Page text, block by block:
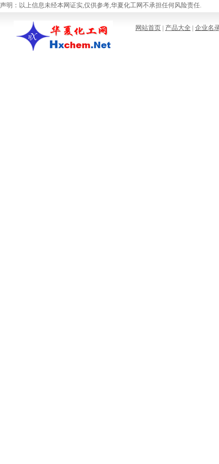
声明：以上信息未经本网证实,仅供参考,华夏化工网不承担任何风险责任.
网站首页 | 产品大全 | 企业名